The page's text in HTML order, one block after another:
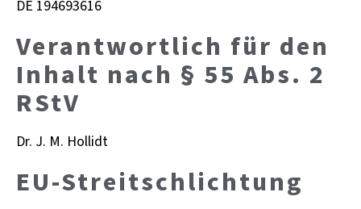
DE 194693616
Ver­ant­wort­lich für den
In­halt nach § 55 Abs. 2
RStV
Dr. J. M. Hol­lidt
EU-Streit­schlich­tung